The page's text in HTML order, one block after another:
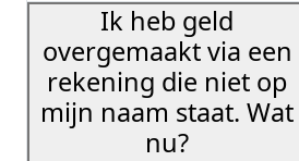
Ik heb geld
overgemaakt via een
rekening die niet op
mijn naam staat. Wat
nu?